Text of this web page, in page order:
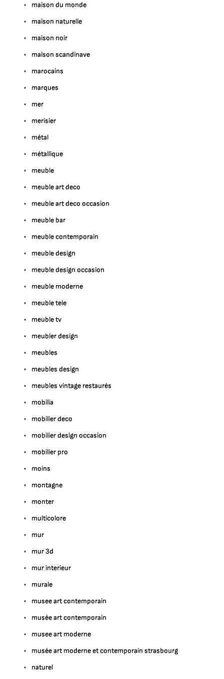
maison du monde
maison naturelle
maison noir
maison scandinave
marocains
marques
mer
merisier
métal
métallique
meuble
meuble art deco
meuble art deco occasion
meuble bar
meuble contemporain
meuble design
meuble design occasion
meuble moderne
meuble tele
meuble tv
meubler design
meubles
meubles design
meubles vintage restaurés
mobilia
mobilier deco
mobilier design occasion
mobilier pro
moins
montagne
monter
multicolore
mur
mur 3d
mur interieur
murale
musee art contemporain
musée art contemporain
musee art moderne
musée art moderne et contemporain strasbourg
naturel